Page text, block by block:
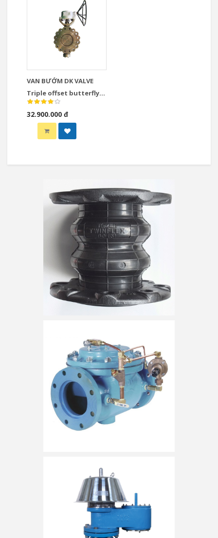
VAN BƯỚM DK VALVE
Triple offset butterfly
valve
32.900.000 đ